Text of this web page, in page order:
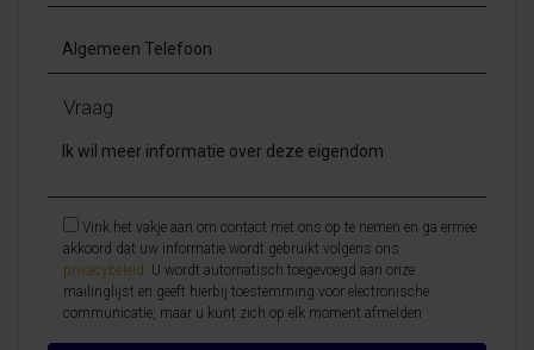
Vraag
Vink het vakje aan om contact met ons op te nemen en ga ermee
akkoord dat uw informatie wordt gebruikt volgens ons
privacybeleid . U wordt automatisch toegevoegd aan onze
mailinglijst en geeft hierbij toestemming voor electronische
communicatie, maar u kunt zich op elk moment afmelden